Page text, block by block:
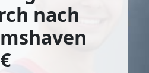
nach